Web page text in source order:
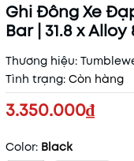
Ghi Đông Xe
Bar | 31.8 x
Thương hiệu:
Tình trạng: Còn hàng
3.350.000₫
Color: Black